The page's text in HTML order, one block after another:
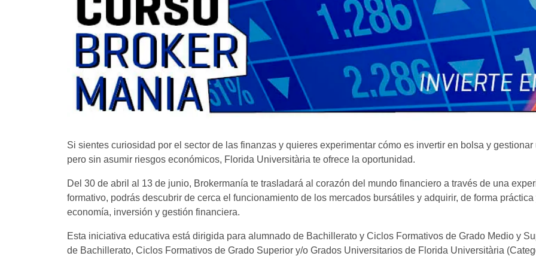
Si sientes curiosidad por el sector de las finanzas y quieres experimentar cómo es invertir en bolsa y
pero sin asumir riesgos económicos, Florida Universitària te ofrece la oportunidad.
Del 30 de abril al 13 de junio, Brokermanía te trasladará al corazón del mundo financiero a través de una
formativo, podrás descubrir de cerca el funcionamiento de los mercados bursátiles y adquirir, de forma
economía, inversión y gestión financiera.
Esta iniciativa educativa está dirigida para alumnado de Bachillerato y Ciclos Formativos de Grado Medio y
de Bachillerato, Ciclos Formativos de Grado Superior y/o Grados Universitarios de Florida Universitària